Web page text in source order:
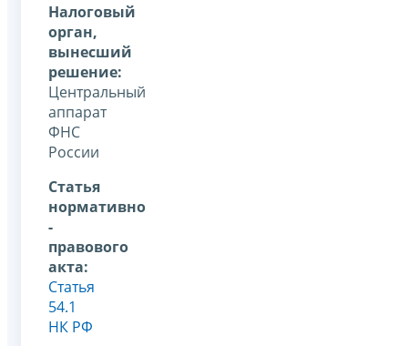
Налоговый
орган,
вынесший
решение:
Центральный
аппарат
ФНС
России
Статья
нормативно
-
правового
акта:
Статья
54.1
НК РФ